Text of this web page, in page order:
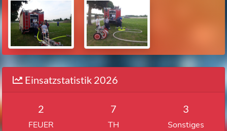
Einsatzstatistik 2026
2
FEUER
7
TH
3
Sonstiges